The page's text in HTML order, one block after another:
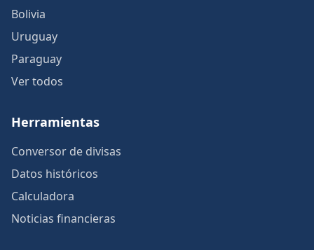
Bolivia
Uruguay
Paraguay
Ver todos
Herramientas
Conversor de divisas
Datos históricos
Calculadora
Noticias financieras